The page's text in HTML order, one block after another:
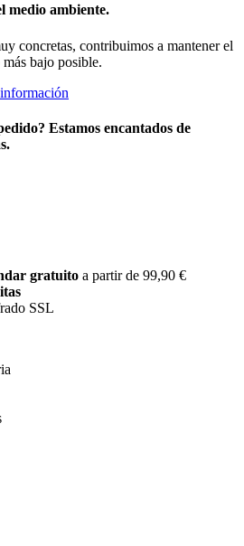
medio ambiente.
concretas, contribuimos a mantener el
bajo posible.
Estamos encantados de
gratuito a partir de 99,90 €
SSL